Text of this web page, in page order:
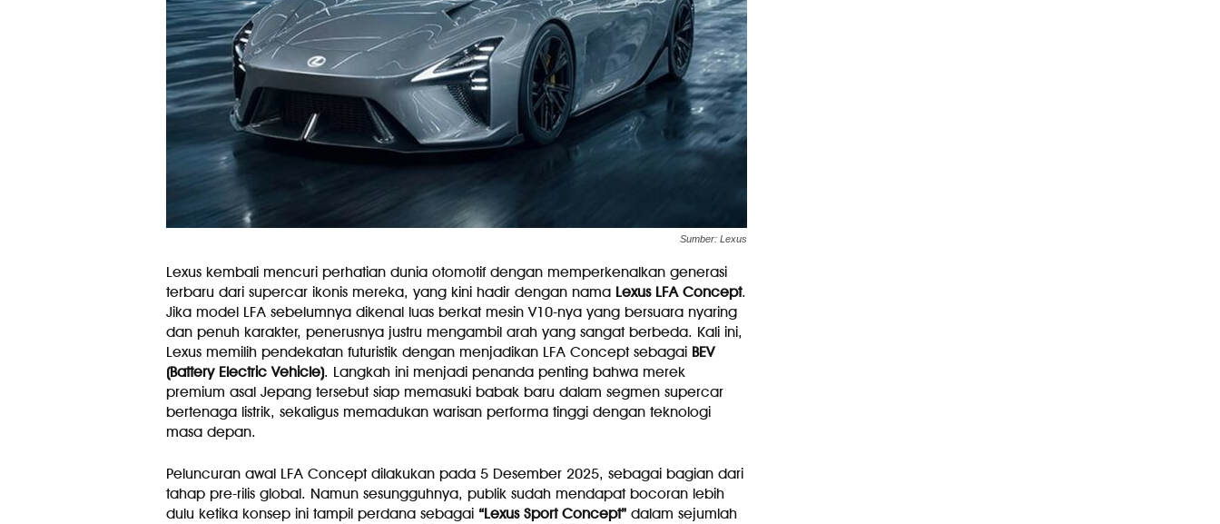
Sumber: Lexus
Lexus kembali mencuri perhatian dunia otomotif dengan memperkenalkan generasi
terbaru dari supercar ikonis mereka, yang kini hadir dengan nama Lexus LFA Concept.
Jika model LFA sebelumnya dikenal luas berkat mesin V10-nya yang bersuara nyaring
dan penuh karakter, penerusnya justru mengambil arah yang sangat berbeda. Kali ini,
Lexus memilih pendekatan futuristik dengan menjadikan LFA Concept sebagai BEV
(Battery Electric Vehicle). Langkah ini menjadi penanda penting bahwa merek
premium asal Jepang tersebut siap memasuki babak baru dalam segmen supercar
bertenaga listrik, sekaligus memadukan warisan performa tinggi dengan teknologi
masa depan.
Peluncuran awal LFA Concept dilakukan pada 5 Desember 2025, sebagai bagian dari
tahap pre-rilis global. Namun sesungguhnya, publik sudah mendapat bocoran lebih
dulu ketika konsep ini tampil perdana sebagai “Lexus Sport Concept”dalam sejumlah